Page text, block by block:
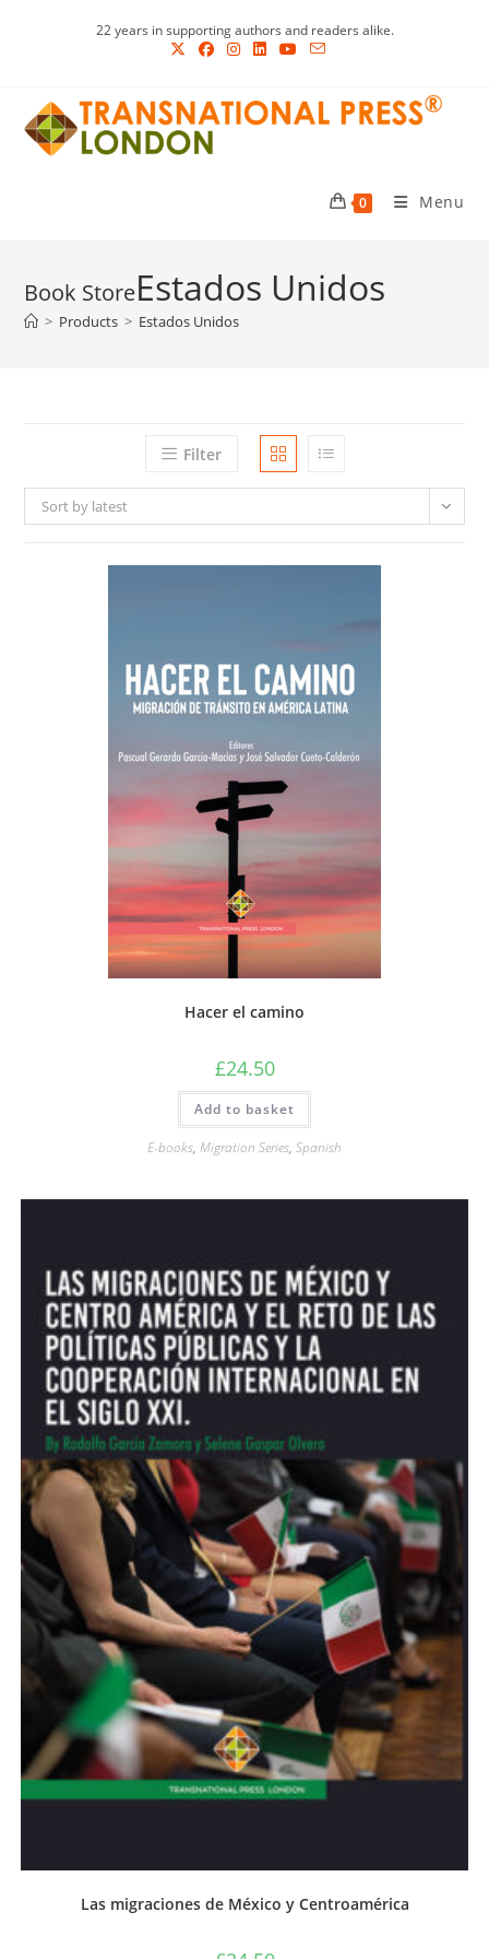
22 years in supporting authors and readers alike.
0 Menu
Estados Unidos
> Products > Estados Unidos
Filter
Sort by latest
Hacer el camino
£24.50
Add to basket
E-books, Migration Series, Spanish
Las migraciones de México y Centroamérica